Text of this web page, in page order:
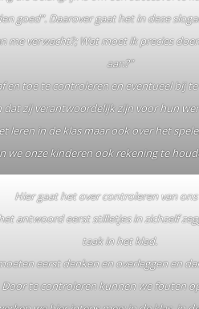
goed”. Daarover gaat het in deze
me verwacht?; Wat moet ik precies
aan?”
en toe te controleren en eventueel bij
dat zij verantwoordelijk zijn voor hun
leren in de klas maar ook over het
we onze kinderen ook rekening te
Hier gaat het over controleren van
antwoord eerst stilletjes in zichzelf
taak in het klad.
eerst denken en overleggen en
Door te controleren kunnen we fouten